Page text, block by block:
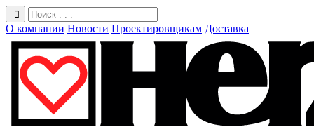
О компании Новости Проектировщикам Доставка